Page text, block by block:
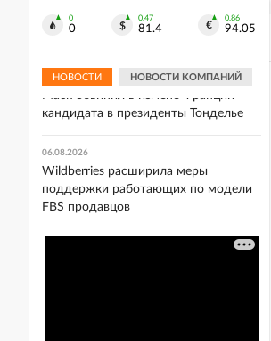
0
0
0.47
81.4
0.86
94.05
НОВОСТИ НОВОСТИ КОМПАНИЙ
кабинетах продавцов справки о
06.08.2026
Маск обвинил в измене Франции
кандидата в президенты Тонделье
06.08.2026
Wildberries расширила меры
поддержки работающих по модели
FBS продавцов